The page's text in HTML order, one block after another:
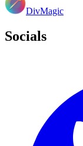
DivMagic
Socials